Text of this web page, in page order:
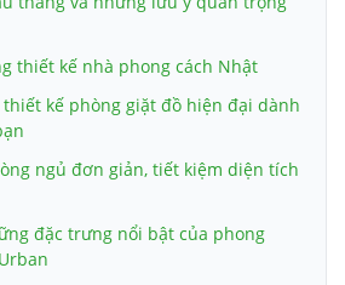
thiết kế nhà phong cách Nhật
kế phòng giặt đồ hiện đại dành
ngủ đơn giản, tiết kiệm diện tích
đặc trưng nổi bật của phong